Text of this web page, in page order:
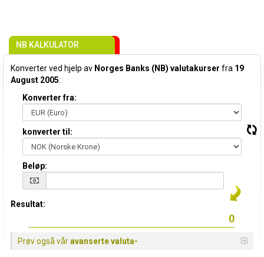
NB KALKULATOR
Konverter ved hjelp av Norges Banks (NB) valutakurser fra 19
August 2005:
Konverter fra:
konverter til:
Beløp:
Resultat:
Prøv også våravanserte valuta-